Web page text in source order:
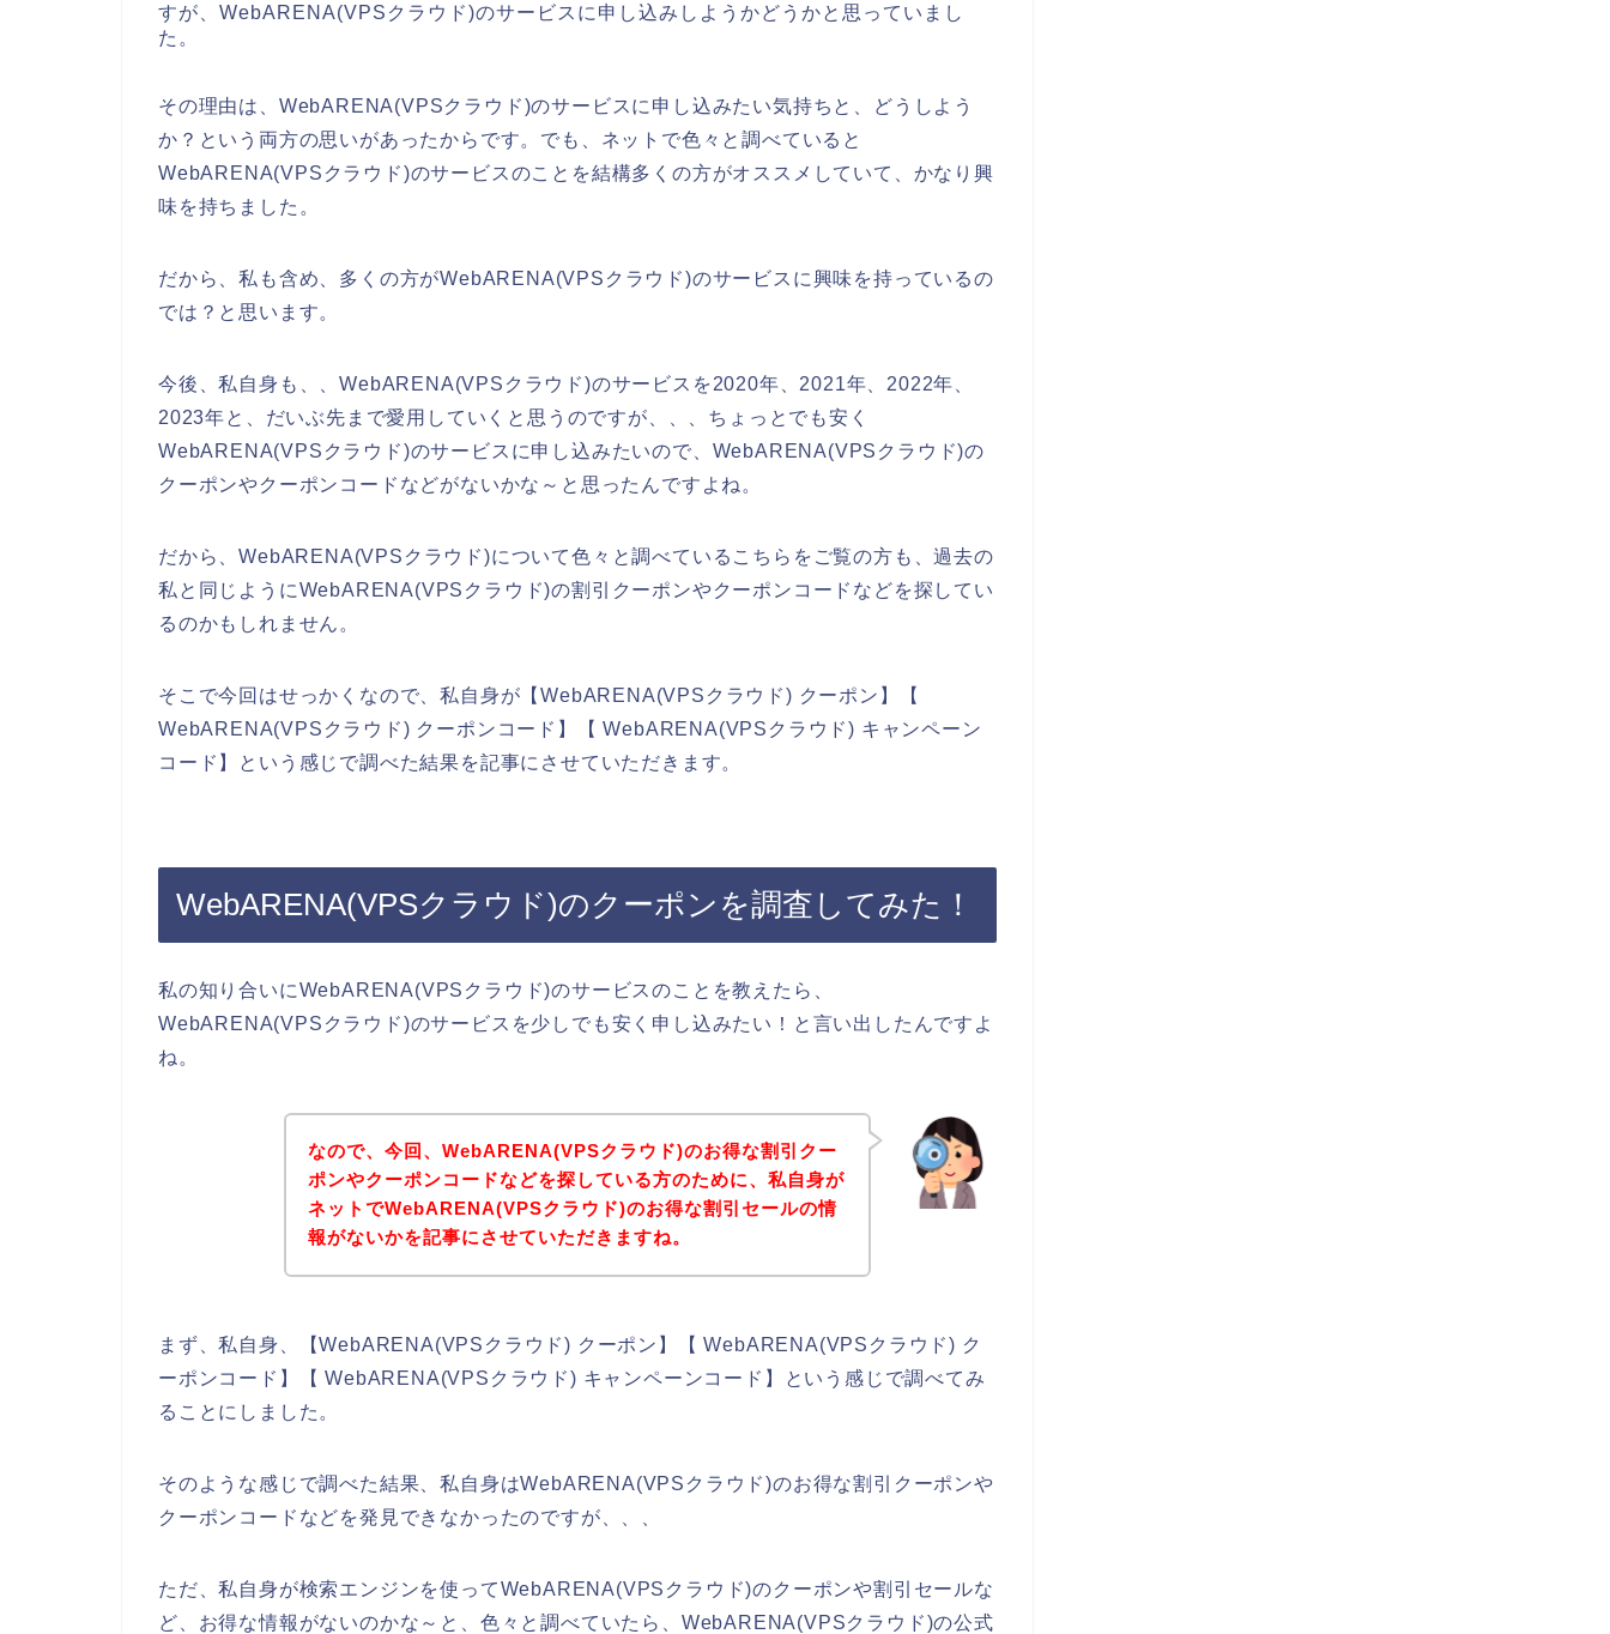
すが、WebARENA(VPSクラウド)のサービスに申し込みしようかどうかと思っていまし
た。
その理由は、WebARENA(VPSクラウド)のサービスに申し込みたい気持ちと、どうしよう
か？という両方の思いがあったからです。でも、ネットで色々と調べていると
WebARENA(VPSクラウド)のサービスのことを結構多くの方がオススメしていて、かなり興
味を持ちました。
だから、私も含め、多くの方がWebARENA(VPSクラウド)のサービスに興味を持っているの
では？と思います。
今後、私自身も、、WebARENA(VPSクラウド)のサービスを2020年、2021年、2022年、
2023年と、だいぶ先まで愛用していくと思うのですが、、、ちょっとでも安く
WebARENA(VPSクラウド)のサービスに申し込みたいので、WebARENA(VPSクラウド)の
クーポンやクーポンコードなどがないかな～と思ったんですよね。
だから、WebARENA(VPSクラウド)について色々と調べているこちらをご覧の方も、過去の
私と同じようにWebARENA(VPSクラウド)の割引クーポンやクーポンコードなどを探してい
るのかもしれません。
そこで今回はせっかくなので、私自身が【WebARENA(VPSクラウド) クーポン】【
WebARENA(VPSクラウド) クーポンコード】【 WebARENA(VPSクラウド) キャンペーン
コード】という感じで調べた結果を記事にさせていただきます。
WebARENA(VPSクラウド)のクーポンを調査してみた！
私の知り合いにWebARENA(VPSクラウド)のサービスのことを教えたら、
WebARENA(VPSクラウド)のサービスを少しでも安く申し込みたい！と言い出したんですよ
ね。
なので、今回、WebARENA(VPSクラウド)のお得な割引クー
ポンやクーポンコードなどを探している方のために、私自身が
ネットでWebARENA(VPSクラウド)のお得な割引セールの情
報がないかを記事にさせていただきますね。
まず、私自身、【WebARENA(VPSクラウド) クーポン】【 WebARENA(VPSクラウド) ク
ーポンコード】【 WebARENA(VPSクラウド) キャンペーンコード】という感じで調べてみ
ることにしました。
そのような感じで調べた結果、私自身はWebARENA(VPSクラウド)のお得な割引クーポンや
クーポンコードなどを発見できなかったのですが、、、
ただ、私自身が検索エンジンを使ってWebARENA(VPSクラウド)のクーポンや割引セールな
ど、お得な情報がないのかな～と、色々と調べていたら、WebARENA(VPSクラウド)の公式